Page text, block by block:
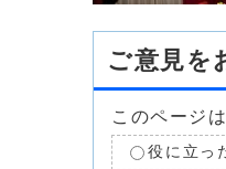
ご意見を
このページ
役に立っ